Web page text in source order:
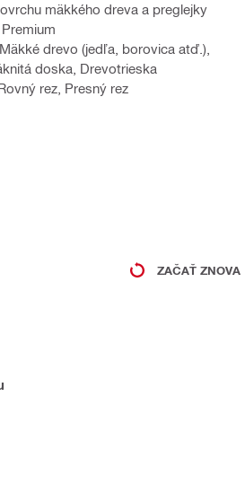
mäkkého dreva a preglejky
drevo (jedľa, borovica atď.),
doska, Drevotrieska
rez, Presný rez
ZAČAŤ ZNOVA